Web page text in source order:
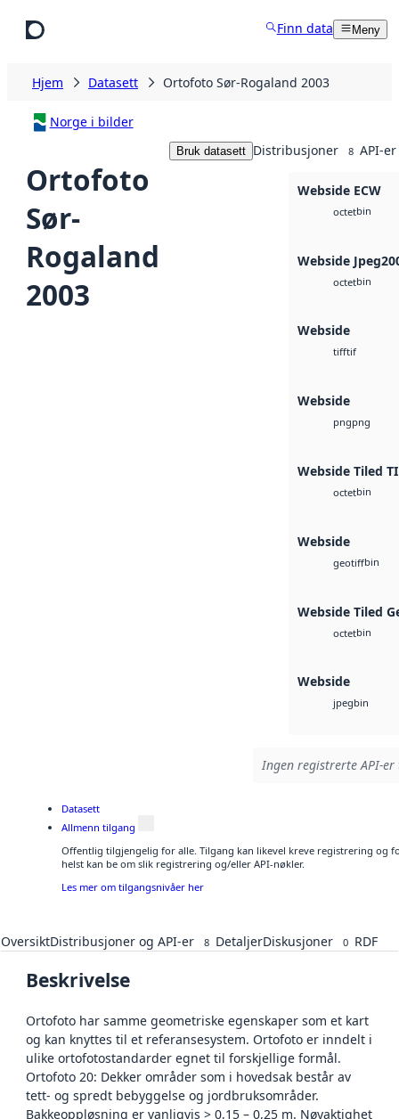
Finn data Meny
Hjem Datasett Ortofoto Sør-Rogaland 2003
Norge i bilder
Ortofoto
Sør-
Rogaland
2003
Bruk datasett Distribusjoner 8 API-er
Webside ECW
octetbin
Webside
octetbin
Webside
tifftif
Webside
pngpng
Webside Tiled
octetbin
Webside
geotiffbin
Webside Tiled
octetbin
Webside
jpegbin
Ingen registrerte API-
Datasett
Allmenn tilgang
Offentlig tilgjengelig for alle. Tilgang kan likevel kreve registrering og
helst kan be om slik registrering og/eller API-nøkler.
Les mer om tilgangsnivåer her
OversiktDistribusjoner og API-er 8 DetaljerDiskusjoner 0 RDF
Beskrivelse
Ortofoto har samme geometriske egenskaper som et kart
og kan knyttes til et referansesystem. Ortofoto er inndelt i
ulike ortofotostandarder egnet til forskjellige formål.
Ortofoto 20: Dekker områder som i hovedsak består av
tett- og spredt bebyggelse og jordbruksområder.
Bakkeoppløsning er vanligvis > 0,15 – 0,25 m. Nøyaktighet